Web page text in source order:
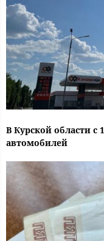
В Курской области с
автомобилей